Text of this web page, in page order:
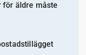
för äldre måste